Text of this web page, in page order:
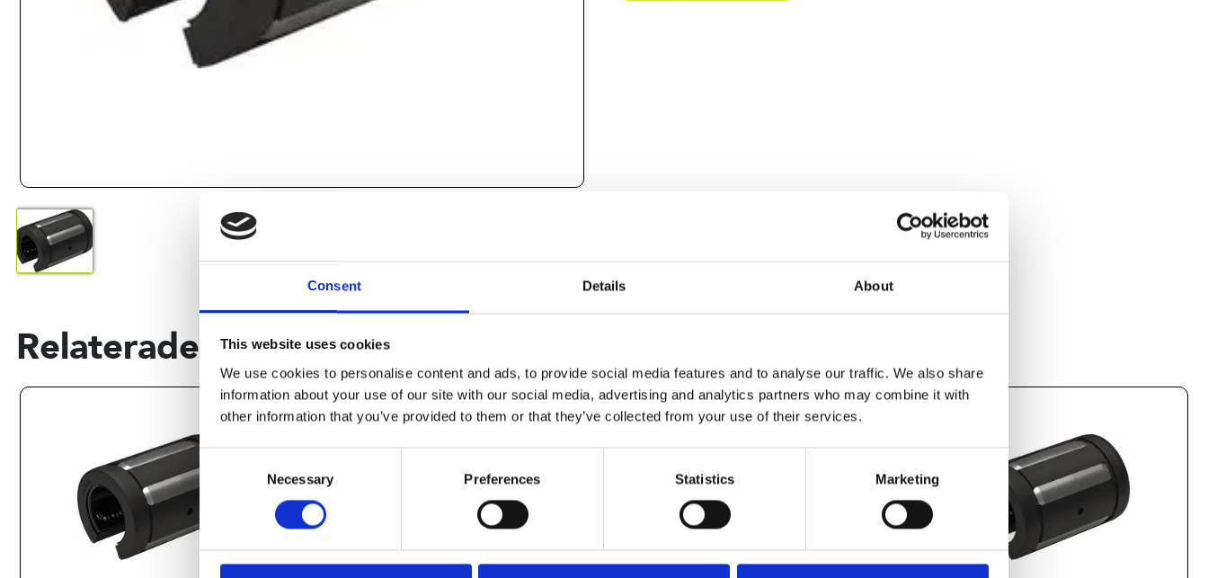
Consent Details About
This website uses cookies
We use cookies to personalise content and ads, to provide social media features and to analyse our traffic. We also share
information about your use of our site with our social media, advertising and analytics partners who may combine it with
other information that you’ve provided to them or that they’ve collected from your use of their services.
Selection
Necessary Preferences Statistics Marketing
Relaterade produkter